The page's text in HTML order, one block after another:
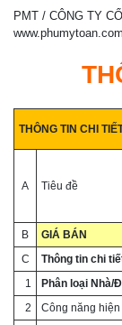
PMT / CÔNG TY
THÔNG TIN CHI
A Tiêu đề
B
GIÁ BÁN
C
Thông tinchi
1
Phân loại Nhà/
2
Công năng hiện